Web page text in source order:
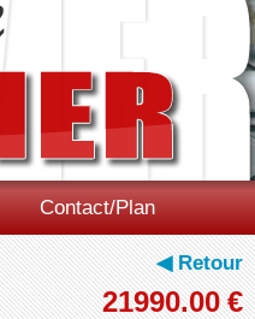
Contact/Plan
◀ Retour
21990.00 €